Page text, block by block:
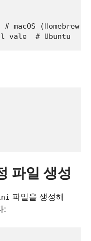
# macOS (Homebrew
vale # Ubuntu
파일 생성
파일을 생성해
: